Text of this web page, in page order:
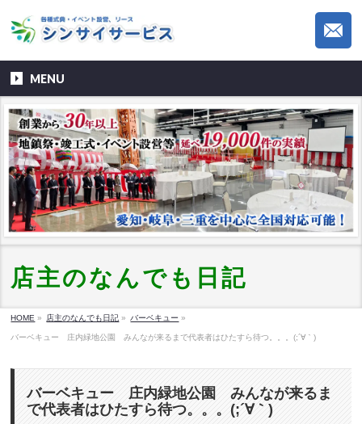
MENU
店主のなんでも日記
HOME » 店主のなんでも日記 » バーベキュー »
バーベキュー 庄内緑地公園 みんなが来るまで代表者はひたすら待つ。。。(;´∀｀)
バーベキュー 庄内緑地公園 みんなが来るま
で代表者はひたすら待つ。。。(;´∀｀)